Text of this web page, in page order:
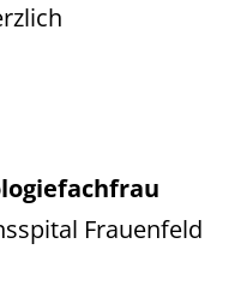
Frauenfeld